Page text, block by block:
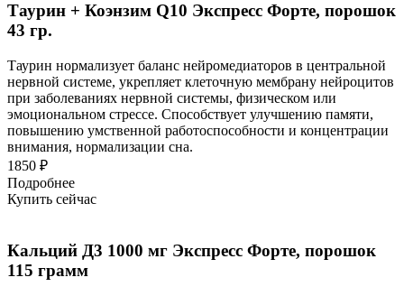
Таурин + Коэнзим Q10 Экспресс Форте, порошок
43 гр.
Таурин нормализует баланс нейромедиаторов в центральной
нервной системе, укрепляет клеточную мембрану нейроцитов
при заболеваниях нервной системы, физическом или
эмоциональном стрессе. Способствует улучшению памяти,
повышению умственной работоспособности и концентрации
внимания, нормализации сна.
1850 ₽
Подробнее
Купить сейчас
Кальций Д3 1000 мг Экспресс Форте, порошок
115 грамм